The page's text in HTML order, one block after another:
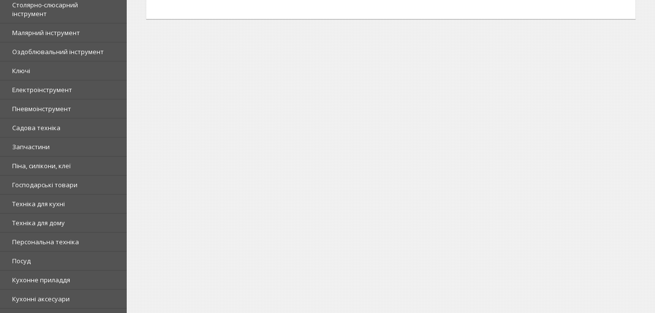
Столярно-слюсарний
інструмент
Малярний інструмент
Оздоблювальний інструмент
Ключі
Електроінструмент
Пневмоінструмент
Садова техніка
Запчастини
Піна, силікони, клеї
Господарські товари
Техніка для кухні
Техніка для дому
Персональна техніка
Посуд
Кухонне приладдя
Кухонні аксесуари